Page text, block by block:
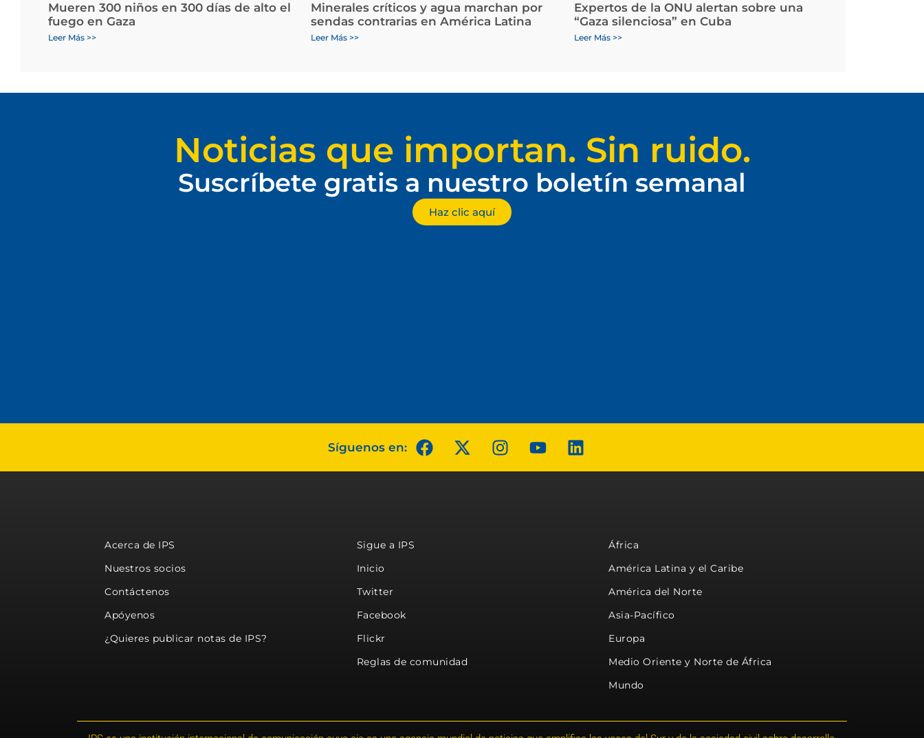
Mueren 300 niños en 300 días de alto el
fuego en Gaza
Leer Más >>
Minerales críticos y agua marchan por
sendas contrarias en América Latina
Leer Más >>
Expertos de la ONU alertan sobre una
“Gaza silenciosa” en Cuba
Leer Más >>
Noticias que importan. Sin ruido.
Suscríbete gratis a nuestro boletín semanal
Haz clic aquí
Síguenos en:
Acerca de IPS
Nuestros socios
Contáctenos
Apóyenos
¿Quieres publicar notas de IPS?
Sigue a IPS
Inicio
Twitter
Facebook
Flickr
Reglas de comunidad
África
América Latina y el Caribe
América del Norte
Asia-Pacífico
Europa
Medio Oriente y Norte de África
Mundo